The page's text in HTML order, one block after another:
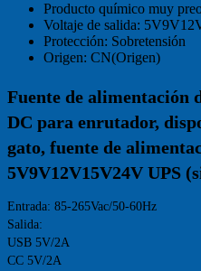
Producto químico muy
Voltaje de salida:
Protección: Sobretensión
Origen: CN(Origen)
Fuente de alimentación
DC para enrutador,
gato, fuente de
5V9V12V15V24V UPS
Entrada: 85-265Vac/50-60Hz
Salida:
USB 5V/2A
CC 5V/2A